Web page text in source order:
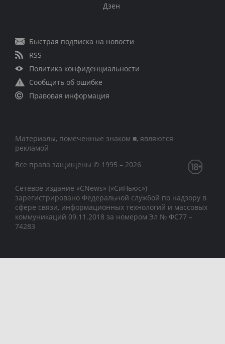
Дзен
Быстрая подписка на новости
RSS
Политика конфиденциальности
Сообщить об ошибке
Правовая информация
Материалы, помеченные знаком ■, являются
рекламой
Все права защищены © 1995 – 2026
Сетевое издание «CNews» («СиНьюс»)
зарегистрировано Федеральной службой по надзору в
сфере связи, информационных технологий и массовых
коммуникаций 09.11.2018 за номером Эл № ФС77 –
74283